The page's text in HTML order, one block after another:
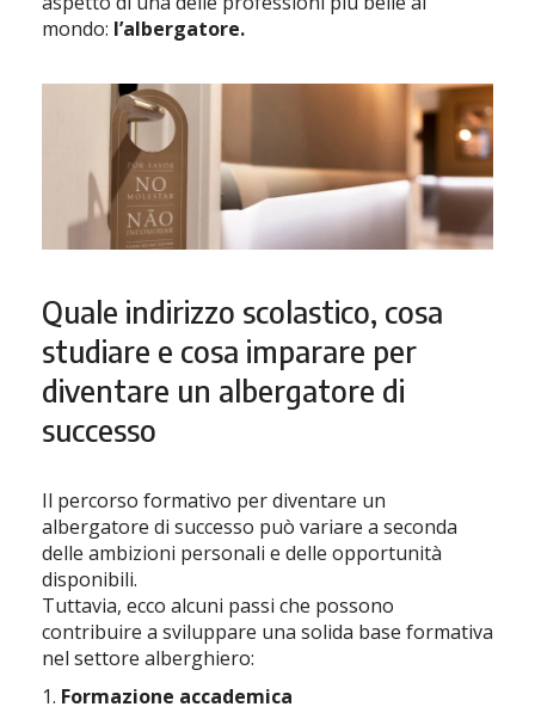
mondo: l’albergatore.
Quale indirizzo scolastico, cosa
studiare e cosa imparare per
diventare un albergatore di
successo
Il percorso formativo per diventare un
albergatore di successo può variare a seconda
delle ambizioni personali e delle opportunità
disponibili.
Tuttavia, ecco alcuni passi che possono
contribuire a sviluppare una solida base formativa
nel settore alberghiero:
1. Formazione accademica